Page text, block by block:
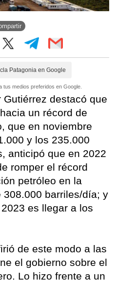
Patagonia en Google
tus medios preferidos en Google.
Gutiérrez destacó que
un récord de
que en noviembre
y los 235.000
anticipó que en 2022
romper el récord
petróleo en la
308.000 barriles/día; y
es llegar a los
de este modo a las
el gobierno sobre el
Lo hizo frente a un